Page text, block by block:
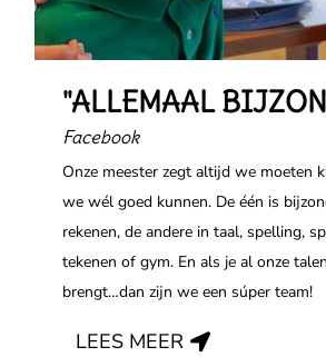
"ALLEMAAL
Facebook
Onze meester zegt altijd we moeten
we wél goed kunnen. De één is
rekenen, de andere in taal, spelling,
tekenen of gym. En als je al onze
brengt…dan zijn we een súper team!
LEES MEER